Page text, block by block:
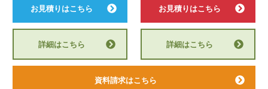
お見積りはこちら お見積りはこちら
詳細はこちら 詳細はこちら
資料請求はこちら